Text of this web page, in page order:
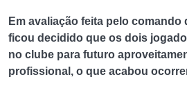
Em avaliação feita pelo
ficou decidido que os dois
no clube para futuro
profissional, o que acabou